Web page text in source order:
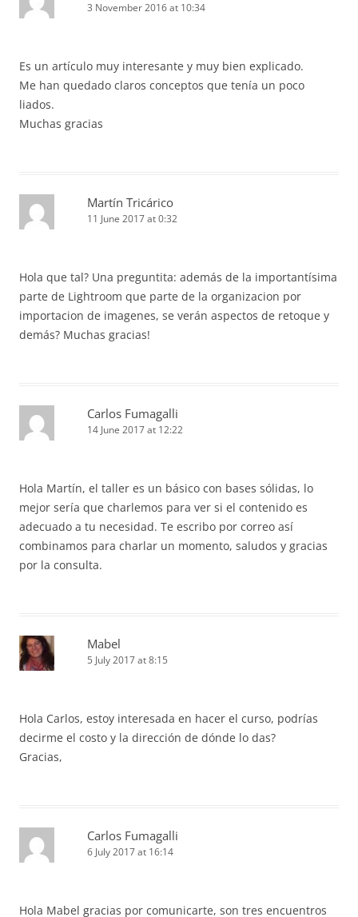
3 November 2016 at 10:34
Es un artículo muy interesante y muy bien explicado.
Me han quedado claros conceptos que tenía un poco
liados.
Muchas gracias
Martín Tricárico
11 June 2017 at 0:32
Hola que tal? Una preguntita: además de la importantísima
parte de Lightroom que parte de la organizacion por
importacion de imagenes, se verán aspectos de retoque y
demás? Muchas gracias!
Carlos Fumagalli
14 June 2017 at 12:22
Hola Martín, el taller es un básico con bases sólidas, lo
mejor sería que charlemos para ver si el contenido es
adecuado a tu necesidad. Te escribo por correo así
combinamos para charlar un momento, saludos y gracias
por la consulta.
Mabel
5 July 2017 at 8:15
Hola Carlos, estoy interesada en hacer el curso, podrías
decirme el costo y la dirección de dónde lo das?
Gracias,
Carlos Fumagalli
6 July 2017 at 16:14
Hola Mabel gracias por comunicarte, son tres encuentros